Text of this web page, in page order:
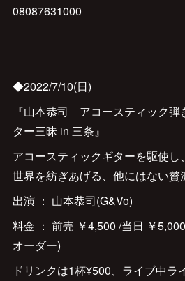
08087631000
◆2022/7/10(日)
『山本恭司 アコースティック弾
ター三昧 in 三条』
アコースティックギターを駆使
世界を紡ぎあげる、他にはない贅
出演 ： 山本恭司(G&Vo)
料金 ： 前売 ￥4,500 /当日 ￥
オーダー)
ドリンクは1杯¥500、ライブ中ラ